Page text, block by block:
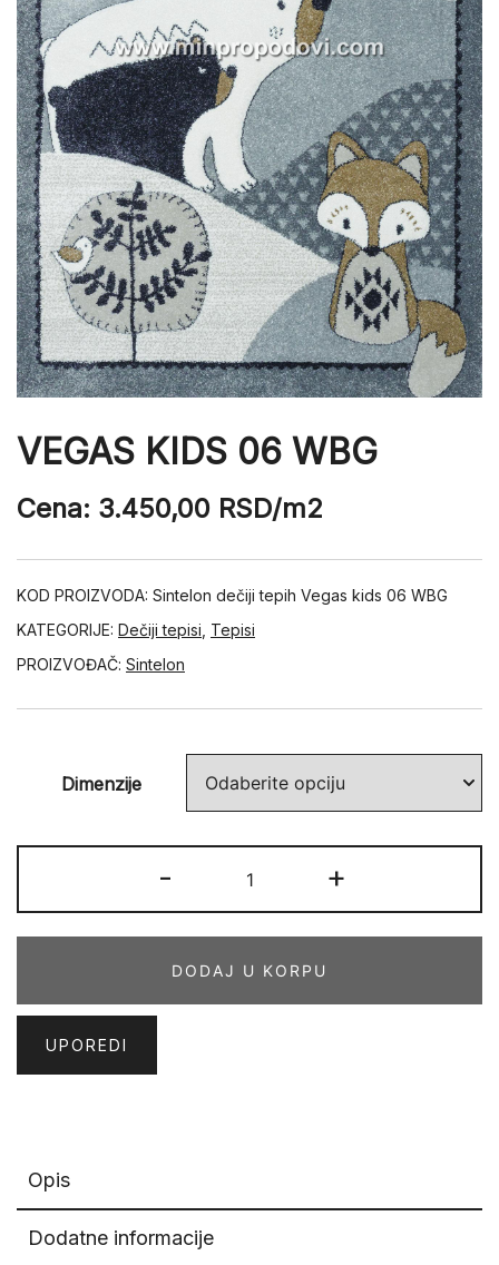
VEGAS KIDS 06 WBG
Cena: 3.450,00 RSD/m2
KOD PROIZVODA: Sintelon dečiji tepih Vegas kids 06 WBG
KATEGORIJE: Dečiji tepisi Tepisi
PROIZVOĐAČ: Sintelon
Dimenzije
-
KIDS
06
količina
+
DODAJ U KORPU
UPOREDI
Opis
Dodatne informacije